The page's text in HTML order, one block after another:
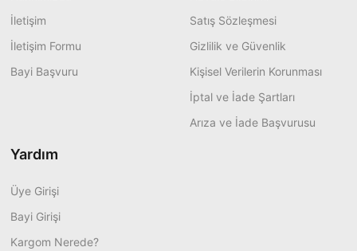
İletişim
İletişim Formu
Bayi Başvuru
Satış Sözleşmesi
Gizlilik ve Güvenlik
Kişisel Verilerin Korunması
İptal ve İade Şartları
Arıza ve İade Başvurusu
Yardım
Üye Girişi
Bayi Girişi
Kargom Nerede?